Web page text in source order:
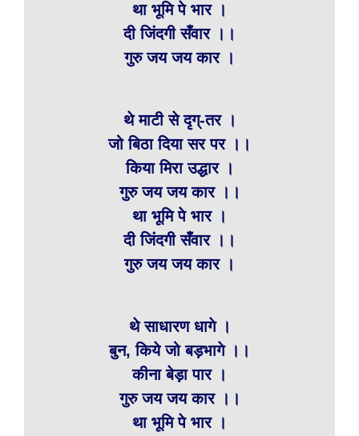
था भूमि पे भार ।
दी जिंदगी सँवार ।।
गुरु जय जय कार ।
थे माटी से दृग्-तर ।
जो बिठा दिया सर पर ।।
किया मिरा उद्धार ।
गुरु जय जय कार ।।
था भूमि पे भार ।
दी जिंदगी सँवार ।।
गुरु जय जय कार ।
थे साधारण धागे ।
बुन, किये जो बड़भागे ।।
कीना बेड़ा पार ।
गुरु जय जय कार ।।
था भूमि पे भार ।